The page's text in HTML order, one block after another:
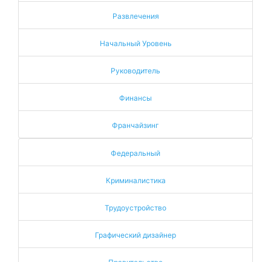
Развлечения
Начальный Уровень
Руководитель
Финансы
Франчайзинг
Федеральный
Криминалистика
Трудоустройство
Графический дизайнер